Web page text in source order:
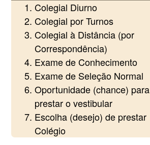
Colegial Diurno
Colegial por Turnos
Colegial à Distância (por
Correspondência)
Exame de Conhecimento
Exame de Seleção Normal
Oportunidade (chance) para
prestar o vestibular
Escolha (desejo) de prestar
Colégio